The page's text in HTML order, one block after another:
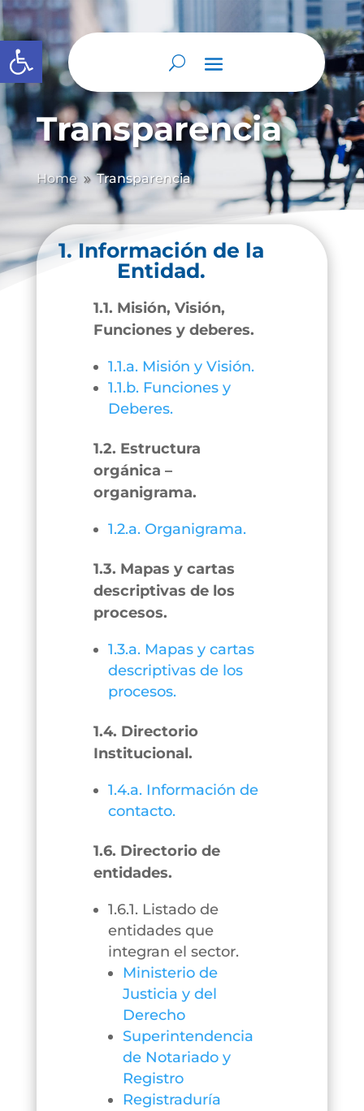
Abrir barra de herramientas
Transparencia
Home 9 Transparencia
1. Información de la
Entidad.
1.1. Misión, Visión,
Funciones y deberes.
1.1.a. Misión y Visión.
1.1.b. Funciones y
Deberes.
1.2. Estructura
orgánica –
organigrama.
1.2.a. Organigrama.
1.3. Mapas y cartas
descriptivas de los
procesos.
1.3.a. Mapas y cartas
descriptivas de los
procesos.
1.4. Directorio
Institucional.
1.4.a. Información de
contacto.
1.6. Directorio de
entidades.
1.6.1. Listado de
entidades que
integran el sector.
Ministerio de
Justicia y del
Derecho
Superintendencia
de Notariado y
Registro
Registraduría